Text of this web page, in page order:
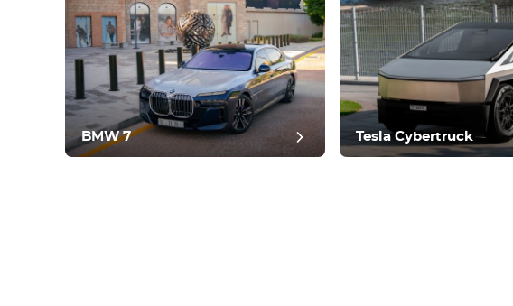
Nachbericht
BMW 7 Tesla Cybertruck